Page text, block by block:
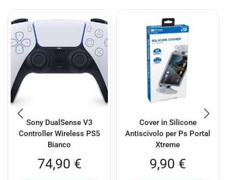
Sony DualSense V3
Controller Wireless PS5
Bianco
74,90 €
Cover in Silicone
Antiscivolo per Ps Portal
Xtreme
9,90 €